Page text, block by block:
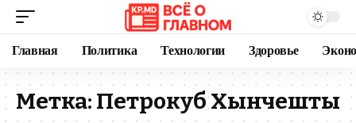
Главная Политика Технологии Здоровье
Метка: Петрокуб Хынчешты